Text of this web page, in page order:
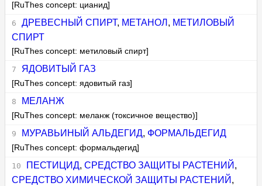
[RuThes concept: цианид]
ДРЕВЕСНЫЙ СПИРТ, МЕТАНОЛ , МЕТИЛОВЫЙ
СПИРТ
[RuThes concept: метиловый спирт]
ЯДОВИТЫЙ ГАЗ
[RuThes concept: ядовитый газ]
МЕЛАНЖ
[RuThes concept: меланж (токсичное вещество)]
МУРАВЬИНЫЙ АЛЬДЕГИД, ФОРМАЛЬДЕГИД
[RuThes concept: формальдегид]
ПЕСТИЦИД, СРЕДСТВО ЗАЩИТЫ РАСТЕНИЙ ,
СРЕДСТВО ХИМИЧЕСКОЙ ЗАЩИТЫ РАСТЕНИЙ ,